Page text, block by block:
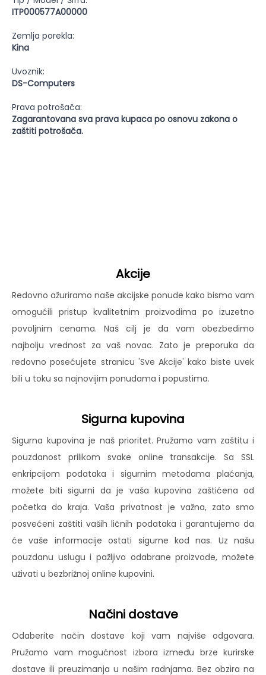
ITP000577A00000
Zemlja porekla:
Kina
Uvoznik:
DS-Computers
Prava potrošača:
Zagarantovana sva prava kupaca po osnovu zakona o
zaštiti potrošača.
Akcije
Redovno ažuriramo naše akcijske ponude kako bismo vam
omogućili pristup kvalitetnim proizvodima po izuzetno
povoljnim cenama. Naš cilj je da vam obezbedimo
najbolju vrednost za vaš novac. Zato je preporuka da
redovno posećujete stranicu 'Sve Akcije' kako biste uvek
bili u toku sa najnovijim ponudama i popustima.
Sigurna kupovina
Sigurna kupovina je naš prioritet. Pružamo vam zaštitu i
pouzdanost prilikom svake online transakcije. Sa SSL
enkripcijom podataka i sigurnim metodama plaćanja,
možete biti sigurni da je vaša kupovina zaštićena od
početka do kraja. Vaša privatnost je važna, zato smo
posvećeni zaštiti vaših ličnih podataka i garantujemo da
će vaše informacije ostati sigurne kod nas. Uz našu
pouzdanu uslugu i pažljivo odabrane proizvode, možete
uživati u bezbrižnoj online kupovini.
Načini dostave
Odaberite način dostave koji vam najviše odgovara.
Pružamo vam mogućnost izbora između brze kurirske
dostave ili preuzimanja u našim radnjama. Bez obzira na